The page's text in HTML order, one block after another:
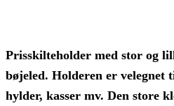
Prisskilteholder med stor og
bøjeled. Holderen er velegnet
hylder, kasser mv. Den store